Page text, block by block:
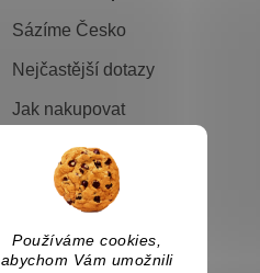
Používáme cookies,
abychom Vám umožnili
Sázíme Česko
Nejčastější dotazy
Jak nakupovat
Doprava a platba
Vrácení zboží nebo
výměna